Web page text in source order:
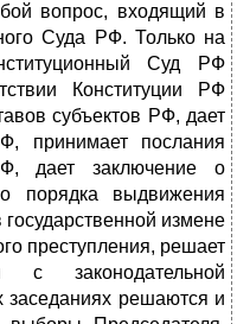
вопрос, входящий в
Суда РФ. Только на
Суд РФ
Конституции РФ
субъектов РФ, дает
принимает послания
дает заключение о
порядка выдвижения
измене
преступления, решает
законодательной
решаются и